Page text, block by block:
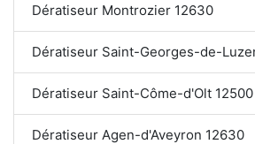
Dératiseur Montrozier 12630
Dératiseur Saint-Georges-de-
Dératiseur Saint-Côme-d'Olt 12500
Dératiseur Agen-d'Aveyron 12630